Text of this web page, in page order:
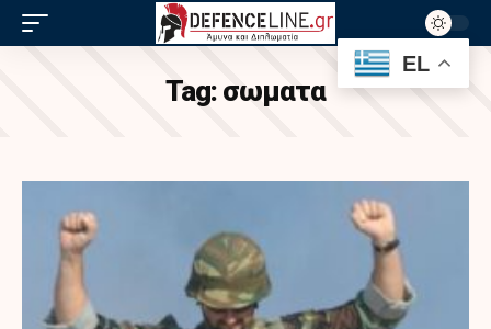
Tag: σωματα
EL